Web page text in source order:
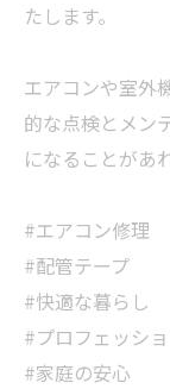
たします。
エアコンや室外
的な点検とメン
になることがあ
#エアコン修理
#配管テープ
#快適な暮らし
#プロフェッシ
#家庭の安心